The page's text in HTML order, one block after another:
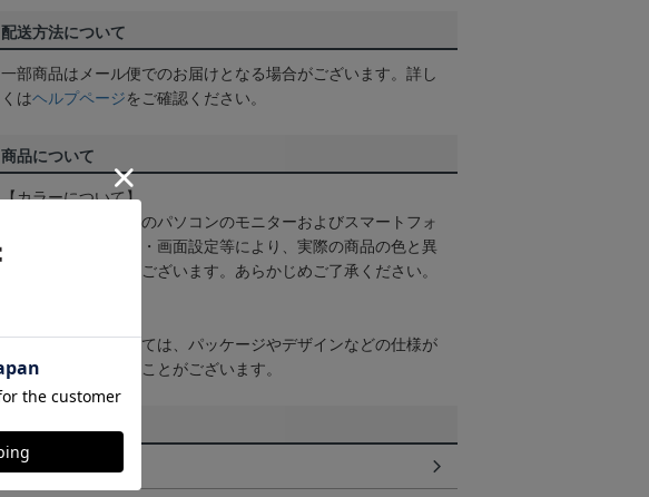
配送方法について
一部商品はメール便でのお届けとなる場合がございます。詳し
くはヘルプページをご確認ください。
商品について
【カラーについて】
商品画像は、お使いのパソコンのモニターおよびスマートフォ
ンのメーカー・機種・画面設定等により、実際の商品の色と異
なって見える場合がございます。あらかじめご了承ください。
取り扱い商品によっては、パッケージやデザインなどの仕様が
予告なく変更になることがございます。
決済について